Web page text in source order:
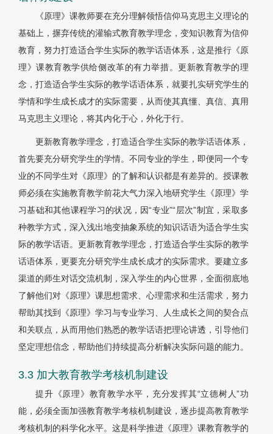
《原理》课教师要在充分理解领悟信仰马克思主义理论的
基础上，摒弃传统的灌输式教育教学理念，变知识教育为信仰
教育，努力打造适合学生实际的教学话语体系，这是推行《原
理》课教育教学供给侧改革的有力举措。更新教育教学的理
念，打造适合学生实际的教学话语体系，就要扎实研究学生的
学情和学生成长成才的实际需要，从而使其真懂、真信、真用
马克思主义理论，将其内化于心，外化于行。
更新教育教学理念，打造适合学生实际的教学话语体系，
首先要充分研究学生的学情。不同专业的学生，即便同一个专
业的不同学生对《原理》的了解和认识都是有差异的。授课教
师必须在实施教育教学前花大气力深入地研究学生《原理》学
习基础和其他课程学习的状况，因“专业”“层次”制宜，采取多
种教学方式，深入浅出地变抽象系统的知识话语为适合学生实
际的教学话语。更新教育教学理念，打造适合学生实际的教学
话语体系，更要充分研究学生成长成才的实际需求。要建立多
渠道的师生对话交流机制，深入学生的内心世界，全面彻底地
了解他们对《原理》课思想需求、心理需求和生活需求，努力
帮助其找到《原理》学习与专业学习、人生成长之间的契合点
和关联点，从而用他们熟悉的教学话语把理论讲透，引导他们
坚定理想信念，帮助他们持续提高分析解决实际问题的能力。
3.3 加大教育教学考核机制建设
提升《原理》教育教学水平，充分发挥其“立德树人”功
能，必须全面加强教育教学考核机制建设，逐步提高教育教学
考核机制的科学化水平。这是科学推进《原理》课教育教学的